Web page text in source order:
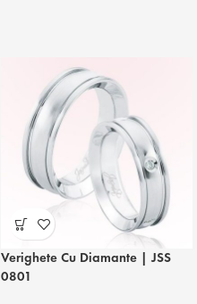
Verighete Cu Diamante | JSS
0801